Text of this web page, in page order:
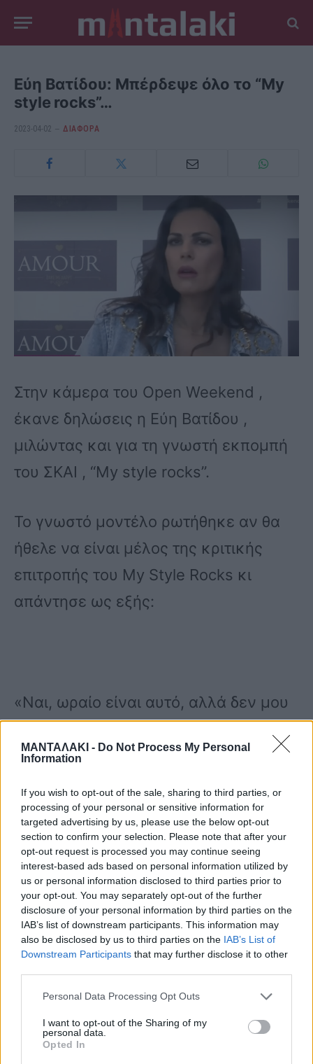
ΜΑΝΤΑΛΑΚΙ - Do Not Process My Personal
Information
If you wish to opt-out of the sale, sharing to third parties, or
processing of your personal or sensitive information for
targeted advertising by us, please use the below opt-out
section to confirm your selection. Please note that after your
opt-out request is processed you may continue seeing
interest-based ads based on personal information utilized by
us or personal information disclosed to third parties prior to
your opt-out. You may separately opt-out of the further
disclosure of your personal information by third parties on the
IAB’s list of downstream participants. This information may
also be disclosed by us to third parties on the IAB’s List of
Downstream Participants that may further disclose it to other
Personal Data Processing Opt Outs
I want to opt-out of the Sharing of my
personal data.
Opted In
Εύη Βατίδου: Μπέρδεψε όλο το “My
style rocks”…
2023-04-02 ΔΙΆΦΟΡΑ
Στην κάμερα του Open Weekend ,
έκανε δηλώσεις η Εύη Βατίδου ,
μιλώντας και για τη γνωστή εκπομπή
του ΣΚΑΙ , “My style rocks”.
Το γνωστό μοντέλο ρωτήθηκε αν θα
ήθελε να είναι μέλος της κριτικής
επιτροπής του My Style Rocks κι
απάντησε ως εξής:
«Ναι, ωραίο είναι αυτό, αλλά δεν μου
κριτική επιτροπή) είναι η μελαχρινή
ο Κουδουνάρης, σωστά; Κι ο Σκουλάς;
Σκουλός μπράβο. Μια χαρά ωραίοι
είναι» είπε αρχικά η Εύη Βατίδου.
«Κι η Μπακοδήμου μου αρέσει σαν
παρουσιάστρια. Όχι δεν είναι η
Μπακοδήμου, είναι η Καραβάτου»
πρόσθεσε η Εύη Βατίδου, η οποία
έσπευσε να διορθώσει το λάθος της.